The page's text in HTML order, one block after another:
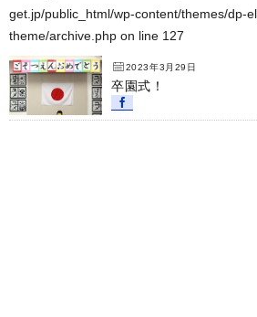
get.jp/public_html/wp-content/themes/dp-
theme/archive.php on line 127
2023年3月29日
卒園式！